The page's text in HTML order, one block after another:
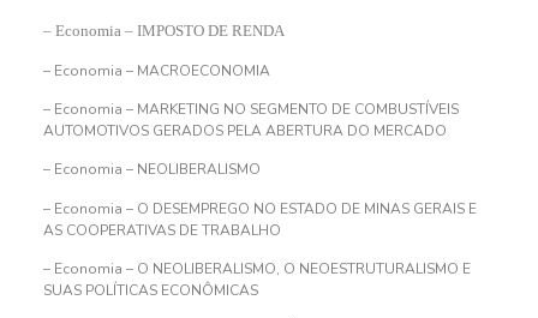
– Economia – IMPOSTO DE RENDA
– Economia – MACROECONOMIA
– Economia – MARKETING NO SEGMENTO DE COMBUSTÍVEIS
AUTOMOTIVOS GERADOS PELA ABERTURA DO MERCADO
– Economia – NEOLIBERALISMO
– Economia – O DESEMPREGO NO ESTADO DE MINAS GERAIS E
AS COOPERATIVAS DE TRABALHO
– Economia – O NEOLIBERALISMO, O NEOESTRUTURALISMO E
SUAS POLÍTICAS ECONÔMICAS